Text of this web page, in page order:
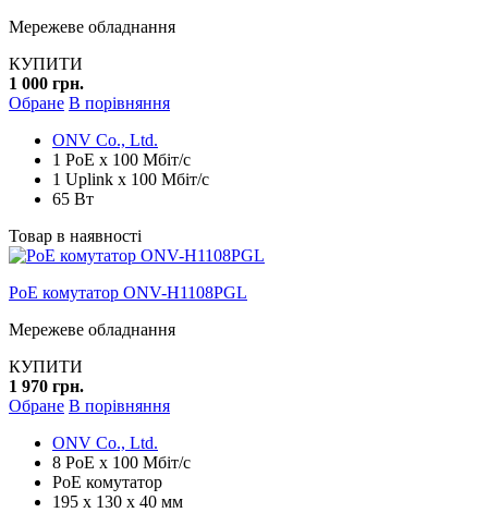
Мережеве обладнання
КУПИТИ
1 000 грн.
Обране В порівняння
ONV Co., Ltd.
1 PoE x 100 Мбіт/с
1 Uplink x 100 Мбіт/с
65 Вт
Товар в наявності
PoE комутатор ONV-H1108PGL
Мережеве обладнання
КУПИТИ
1 970 грн.
Обране В порівняння
ONV Co., Ltd.
8 PoE x 100 Мбіт/с
PoE комутатор
195 x 130 x 40 мм